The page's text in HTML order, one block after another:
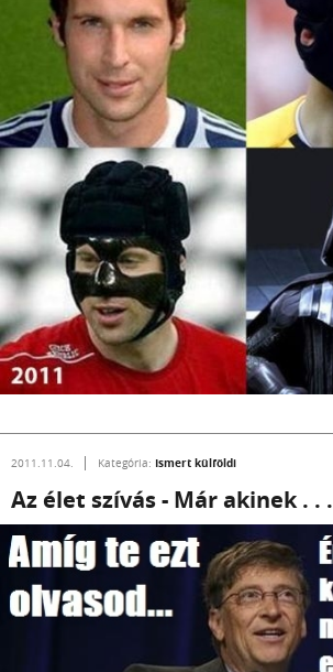
2011.11.04. Kategória: Ismert külföldi
Az élet szívás - Már akinek . . .